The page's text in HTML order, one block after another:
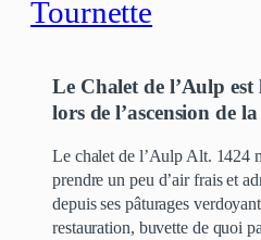
Tournette
Le Chalet de l’Aulp est
lors de l’ascension de
Le chalet de l’Aulp Alt. 1424
prendre un peu d’air frais et
depuis ses pâturages
restauration, buvette de quoi